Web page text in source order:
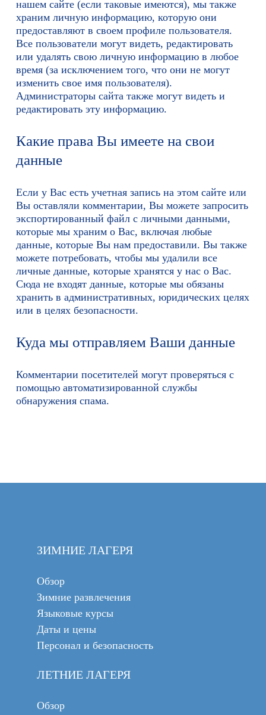
нашем сайте (если таковые имеются), мы также
храним личную информацию, которую они
предоставляют в своем профиле пользователя.
Все пользователи могут видеть, редактировать
или удалять свою личную информацию в любое
время (за исключением того, что они не могут
изменить свое имя пользователя).
Администраторы сайта также могут видеть и
редактировать эту информацию.
Какие права Вы имеете на свои
данные
Если у Вас есть учетная запись на этом сайте или
Вы оставляли комментарии, Вы можете запросить
экспортированный файл с личными данными,
которые мы храним о Вас, включая любые
данные, которые Вы нам предоставили. Вы также
можете потребовать, чтобы мы удалили все
личные данные, которые хранятся у нас о Вас.
Сюда не входят данные, которые мы обязаны
хранить в административных, юридических целях
или в целях безопасности.
Куда мы отправляем Ваши данные
Комментарии посетителей могут проверяться с
помощью автоматизированной службы
обнаружения спама.
ЗИМНИЕ ЛАГЕРЯ
Обзор
Зимние развлечения
Языковые курсы
Даты и цены
Персонал и безопасность
ЛЕТНИЕ ЛАГЕРЯ
Обзор